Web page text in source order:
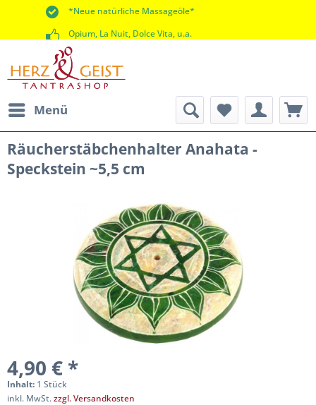
*Neue natürliche Massageöle*
Opium, La Nuit, Dolce Vita, u.a.
*60 Tage Rückgaberecht*
Menü
Räucherstäbchenhalter Anahata -
Speckstein ~5,5 cm
4,90 € *
Inhalt: 1 Stück
inkl. MwSt.zzgl. Versandkosten